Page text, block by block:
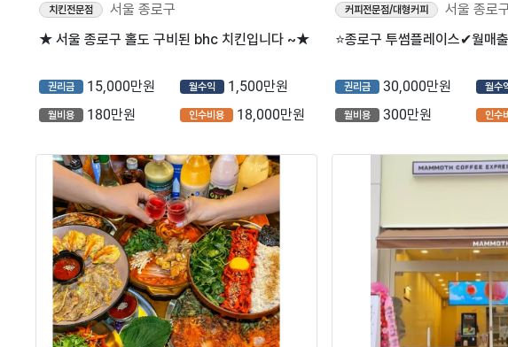
치킨전문점
서울 종로구
★ 서울 종로구 홀도 구비된 bhc 치킨입니다 ~★
권리금 15,000만원 월수익 1,500만원
월비용 180만원 인수비용 18,000만원
커피전문점/대형커피
서울 종로
권리금 30,000만원 월수
월비용 300만원 인수